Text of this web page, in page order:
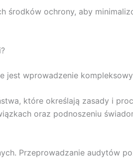
środków ochrony, aby
jest wprowadzenie
które określają zasady i
oraz podnoszeniu
Przeprowadzanie audytów